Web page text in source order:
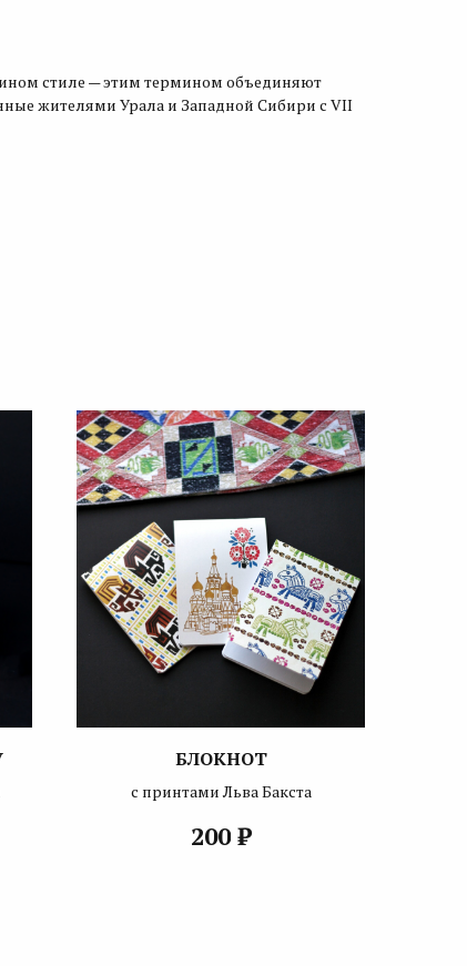
стиле — этим термином объединяют
жителями Урала и Западной Сибири с VII
БЛОКНОТ
с принтами Льва Бакста
200 ₽